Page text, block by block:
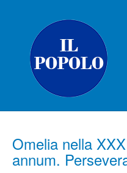
Omelia nella
annum.